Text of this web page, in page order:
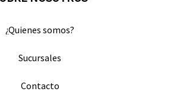
¿Quienes somos?
Sucursales
Contacto